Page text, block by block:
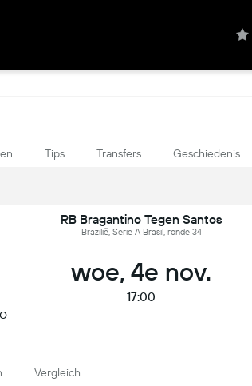
Tips Transfers Geschiedenis
RB Bragantino Tegen Santos
Brazilië, Serie A Brasil, ronde 34
woe, 4e nov.
17:00
Vergleich